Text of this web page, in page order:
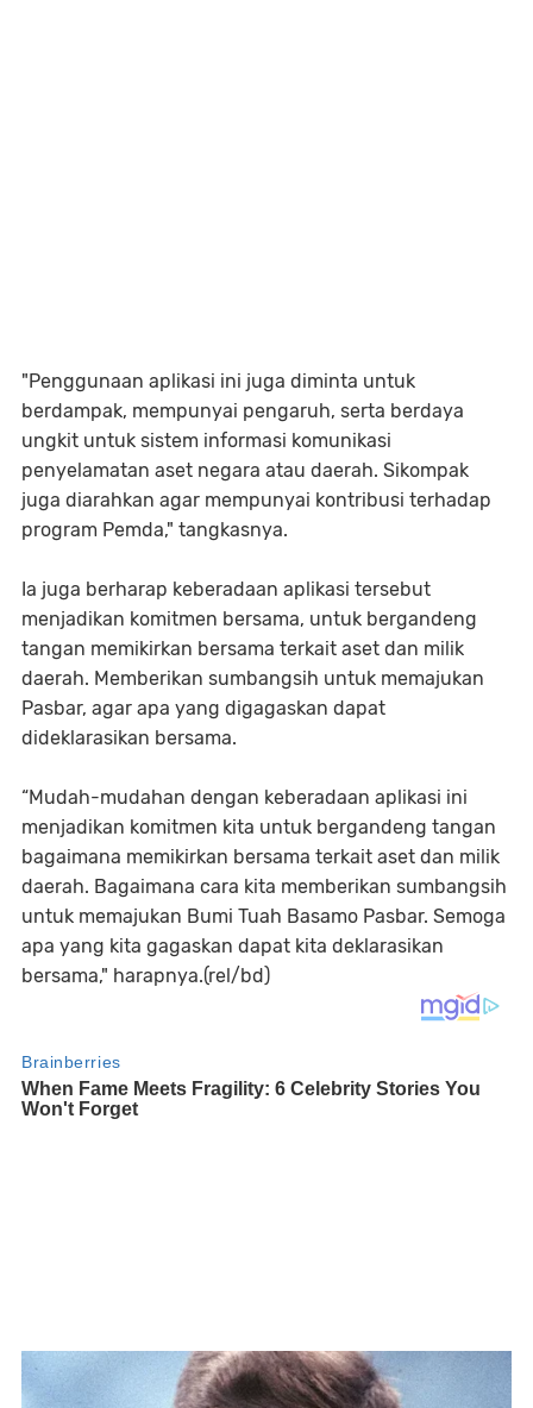
"Penggunaan aplikasi ini juga diminta untuk
berdampak, mempunyai pengaruh, serta berdaya
ungkit untuk sistem informasi komunikasi
penyelamatan aset negara atau daerah. Sikompak
juga diarahkan agar mempunyai kontribusi terhadap
program Pemda," tangkasnya.
Ia juga berharap keberadaan aplikasi tersebut
menjadikan komitmen bersama, untuk bergandeng
tangan memikirkan bersama terkait aset dan milik
daerah. Memberikan sumbangsih untuk memajukan
Pasbar, agar apa yang digagaskan dapat
dideklarasikan bersama.
“Mudah-mudahan dengan keberadaan aplikasi ini
menjadikan komitmen kita untuk bergandeng tangan
bagaimana memikirkan bersama terkait aset dan milik
daerah. Bagaimana cara kita memberikan sumbangsih
untuk memajukan Bumi Tuah Basamo Pasbar. Semoga
apa yang kita gagaskan dapat kita deklarasikan
bersama," harapnya.(rel/bd)